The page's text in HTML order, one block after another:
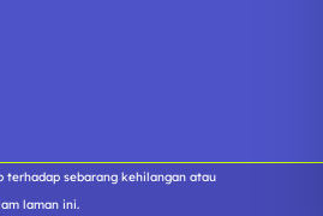
terhadap sebarang kehilangan atau
laman ini.